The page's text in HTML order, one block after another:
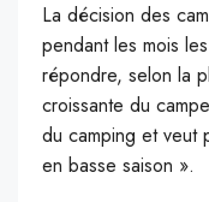
La décision des
pendant les mois
répondre, selon la
croissante du
du camping et veut
en basse saison ».